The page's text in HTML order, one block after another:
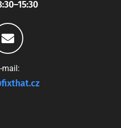
mail: